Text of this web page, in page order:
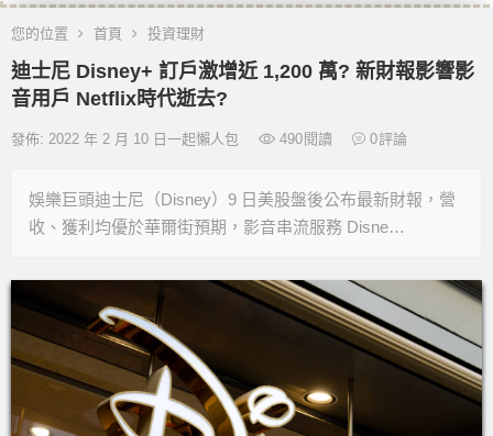
您的位置 首頁 投資理財
迪士尼 Disney+ 訂戶激增近 1,200 萬? 新財報影響影
音用戶 Netflix時代逝去?
發佈: 2022 年 2 月 10 日一起懶人包 490 閱讀 0評論
娛樂巨頭迪士尼（Disney）9 日美股盤後公布最新財報，營
收、獲利均優於華爾街預期，影音串流服務 Disne…